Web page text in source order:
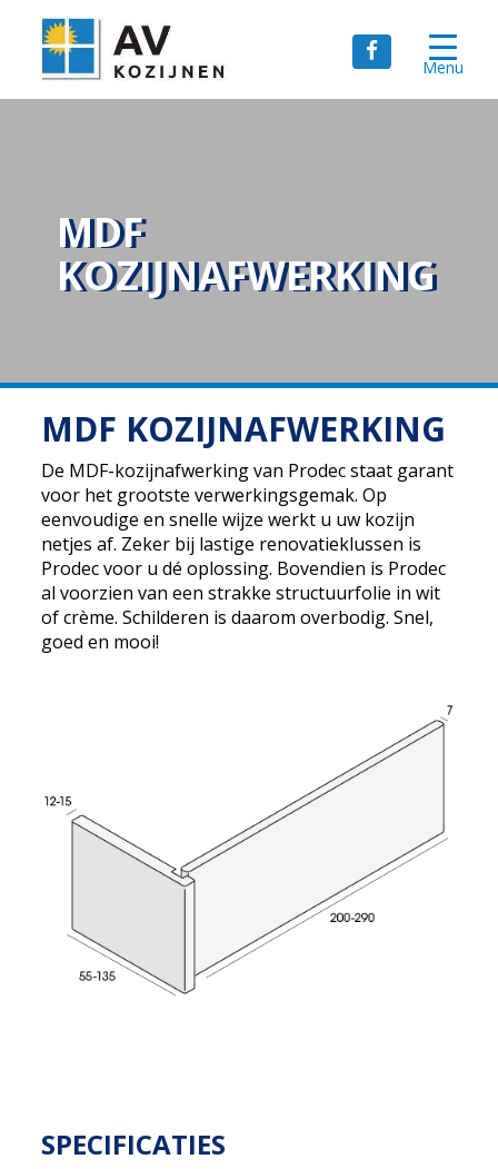
MDF
KOZIJNAFWERKING
MDF KOZIJNAFWERKING
De MDF-kozijnafwerking van Prodec staat garant
voor het grootste verwerkingsgemak. Op
eenvoudige en snelle wijze werkt u uw kozijn
netjes af. Zeker bij lastige renovatieklussen is
Prodec voor u dé oplossing. Bovendien is Prodec
al voorzien van een strakke structuurfolie in wit
of crème. Schilderen is daarom overbodig. Snel,
goed en mooi!
SPECIFICATIES
Menu